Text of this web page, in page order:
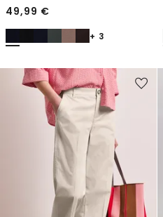
49,99 €
+ 3